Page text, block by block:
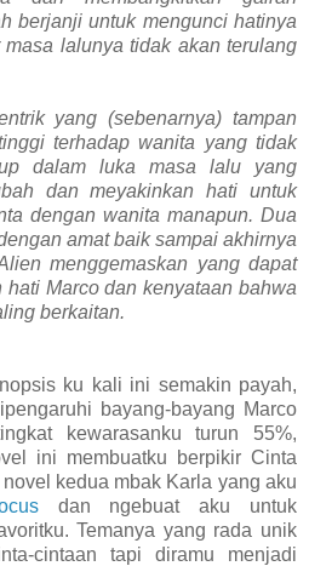
berjanji untuk mengunci hatinya
lalunya tidak akan terulang
yang (sebenarnya) tampan
terhadap wanita yang tidak
dalam luka masa lalu yang
dan meyakinkan hati untuk
dengan wanita manapun. Dua
amat baik sampai akhirnya
menggemaskan yang dapat
Marco dan kenyataan bahwa
berkaitan.
ku kali ini semakin payah,
bayang-bayang Marco
kewarasanku turun 55%,
ini membuatku berpikir Cinta
kedua mbak Karla yang aku
dan ngebuat aku untuk
Temanya yang rada unik
cintaan tapi diramu menjadi